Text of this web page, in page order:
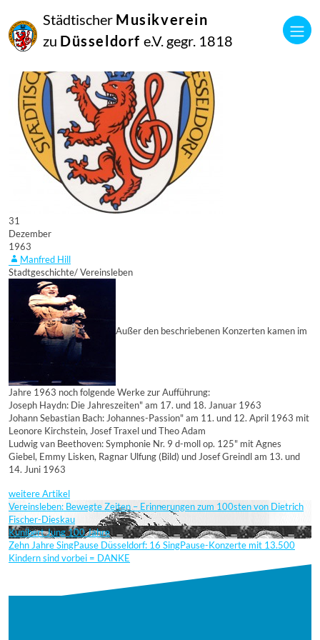
Städtischer Musikverein
zu Düsseldorf e.V. gegr. 1818
31
Dezember
1963
Manfred Hill
Stadtgeschichte/ Vereinsleben
Außer den beschriebenen Konzerten kamen im
Jahre 1963 noch folgende Werke zur Aufführung:
Joseph Haydn: Die Jahreszeiten" am 17. und 18. Januar 1963
Johann Sebastian Bach: Johannes-Passion" am 11. und 12. April 1963 mit
Leonore Kirchstein, Josef Traxel und Theo Adam
Ludwig van Beethoven: Symphonie Nr. 9 d-moll op. 125" mit Agnes
Giebel, Emmy Lisken, Ragnar Ulfung (Bild) und Josef Greindl am 13. und
14. Juni 1963
weitere Artikel
Vereinsleben: Bewegte Zeiten – Erinnerungen zum 100sten von Dietrich
Fischer-Dieskau
Kunibert Jung 100 Jahre
Zehn Jahre SingPause Düsseldorf: 16 SingPause-Konzerte mit 13.500
Kindern sind vorbei = DANKE